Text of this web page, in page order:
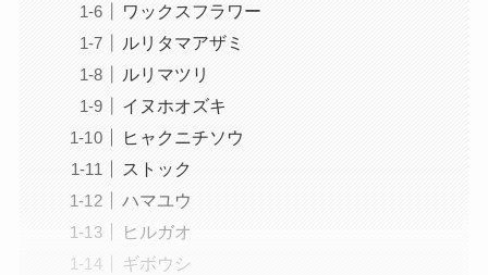
ワックスフラワー
ルリタマアザミ
ルリマツリ
イヌホオズキ
ヒャクニチソウ
ストック
ハマユウ
ヒルガオ
ギボウシ